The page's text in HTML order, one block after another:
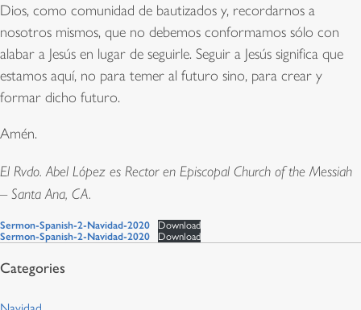
Dios, como comunidad de bautizados y, recordarnos a
nosotros mismos, que no debemos conformamos sólo con
alabar a Jesús en lugar de seguirle. Seguir a Jesús significa que
estamos aquí, no para temer al futuro sino, para crear y
formar dicho futuro.
Amén.
El Rvdo. Abel López es Rector en Episcopal Church of the Messiah
– Santa Ana, CA.
Sermon-Spanish-2-Navidad-2020
Download
Sermon-Spanish-2-Navidad-2020
Download